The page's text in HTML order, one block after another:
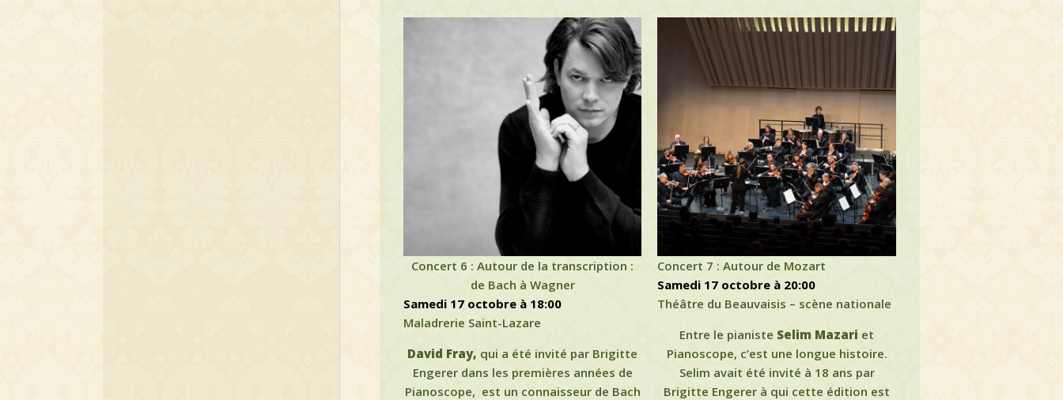
Concert 6 : Autour de la transcription :
de Bach à Wagner
samedi 17 octobre à 18:00
Maladrerie Saint-Lazare
David Fray, qui a été invité par Brigitte
Engerer dans les premières années de
Pianoscope, est un connaisseur de Bach
Concert 7 : Autour de Mozart
samedi 17 octobre à 20:00
Théâtre du Beauvaisis – scène nationale
Entre le pianiste Selim Mazari et
Pianoscope, c’est une longue histoire.
Selim avait été invité à 18 ans par
Brigitte Engerer à qui cette édition est